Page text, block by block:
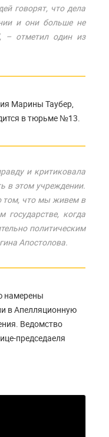
говорят, что дела
и они больше не
– отметил один из
Марины Таубер,
в тюрьме №13.
и критиковала
в этом учреждении.
том, что мы живем в
государстве, когда
политическим
Апостолова.
намерены
в Апелляционную
Ведомство
председаеля